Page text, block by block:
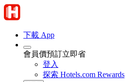
下載 App
會員價預訂立即省
登入
探索 Hotels.com Rewards